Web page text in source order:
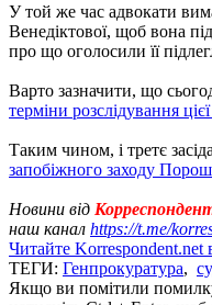
У той же час адвокати
Венедіктової, щоб вона
про що оголосили її
Варто зазначити, що
терміни розслідування
Таким чином, і третє
запобіжного заходу
Новини від
наш канал https://t.me/
Читайте Korrespondent.net
ТЕГИ: Генпрокуратура,
Якщо ви помітили